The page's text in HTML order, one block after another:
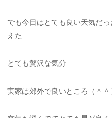
でも今日はとても良い天気だ
えた
とても贅沢な気分
実家は郊外で良いところ（＾＾